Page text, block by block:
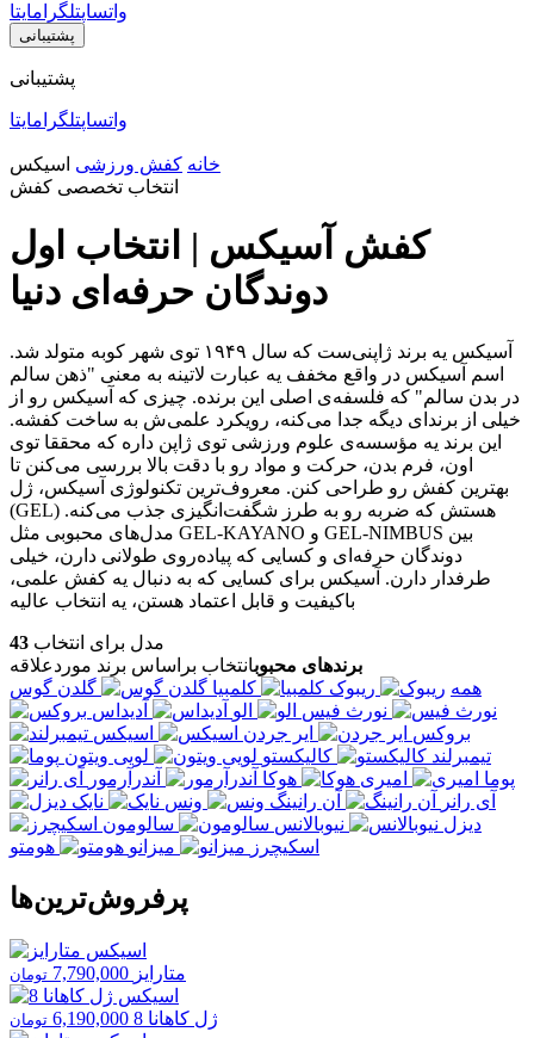
واتساپتلگرامایتا
پشتیبانی
پشتیبانی
واتساپتلگرامایتا
خانه کفش ورزشی اسیکس
انتخاب تخصصی کفش
کفش آسیکس | انتخاب اول
دوندگان حرفه‌ای دنیا
آسیکس یه برند ژاپنی‌ست که سال ۱۹۴۹ توی شهر کوبه متولد شد.
اسم آسیکس در واقع مخفف یه عبارت لاتینه به معنی "ذهن سالم
در بدن سالم" که فلسفه‌ی اصلی این برنده. چیزی که آسیکس رو از
خیلی از برندای دیگه جدا می‌کنه، رویکرد علمی‌ش به ساخت کفشه.
این برند یه مؤسسه‌ی علوم ورزشی توی ژاپن داره که محققا توی
اون، فرم بدن، حرکت و مواد رو با دقت بالا بررسی می‌کنن تا
بهترین کفش رو طراحی کنن. معروف‌ترین تکنولوژی آسیکس، ژل
(GEL) هستش که ضربه رو به طرز شگفت‌انگیزی جذب می‌کنه.
مدل‌های محبوبی مثل GEL-KAYANO و GEL-NIMBUS بین
دوندگان حرفه‌ای و کسایی که پیاده‌روی طولانی دارن، خیلی
طرفدار دارن. آسیکس برای کسایی که به دنبال یه کفش علمی،
باکیفیت و قابل اعتماد هستن، یه انتخاب عالیه
43 مدل برای انتخاب
برندهای محبوبانتخاب براساس برند موردعلاقه
همه
ریبوک کلمبیا
گلدن گوس
نورث فیس
الو
آدیداس
بروکس
ایر جردن
اسیکس
تیمبرلند
کالیکستو
لویی ویتون
پوما
امیری هوکا
آندرآرمور
آی رانر
آن رانینگ ونس
نایک
دیزل
نیوبالانس
سالومون
اسکیچرز
میزانو هومتو
پرفروش‌ترین‌ها
متارایز 7,790,000 تومان
ژل کاهانا 8 6,190,000 تومان